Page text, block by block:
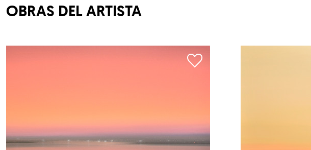
OBRAS DEL ARTISTA